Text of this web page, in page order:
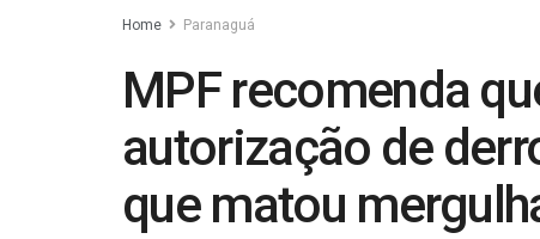
Home Paranaguá
MPF recomenda
autorização de
que matou